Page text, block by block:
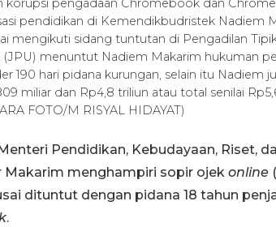
korupsi pengadaan Chromebook dan
pendidikan di Kemendikbudristek Nadiem
mengikuti sidang tuntutan di Pengadilan
menuntut Nadiem Makarim hukuman
190 hari pidana kurungan, selain itu
miliar dan Rp4,8 triliun atau total senilai
FOTO/M RISYAL HIDAYAT)
Pendidikan, Kebudayaan, Riset,
Makarim menghampiri sopir ojek online
dituntut dengan pidana 18 tahun
.